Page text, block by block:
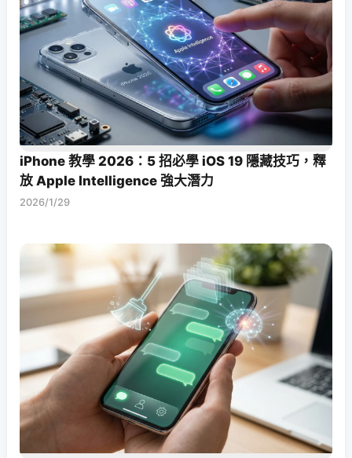
iPhone 教學 2026：5 招必學 iOS 19 隱藏技巧，釋
放 Apple Intelligence 強大潛力
2026/1/29